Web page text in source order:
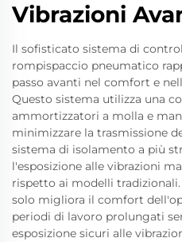
Vibrazioni
Il sofisticato sistema di
rompispaccio pneumatico
passo avanti nel comfort e
Questo sistema utilizza una
ammortizzatori a molla e
minimizzare la trasmissione
sistema di isolamento a più
l'esposizione alle vibrazioni
rispetto ai modelli
solo migliora il comfort
periodi di lavoro prolungati
esposizione sicuri alle